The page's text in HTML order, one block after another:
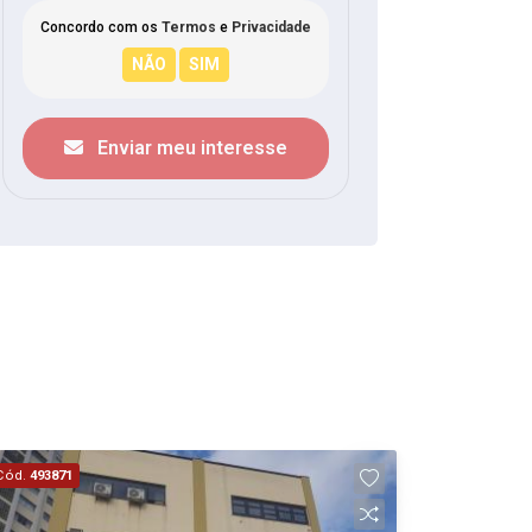
Concordo com os Termos e Privacidade
Enviar meu interesse
493871